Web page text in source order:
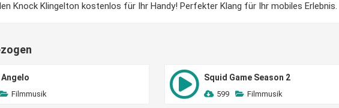
Knock Klingelton kostenlos für Ihr Handy! Perfekter Klang für Ihr mobiles Erlebnis.
Angelo
Filmmusik
Squid Game Season 2
599 Filmmusik